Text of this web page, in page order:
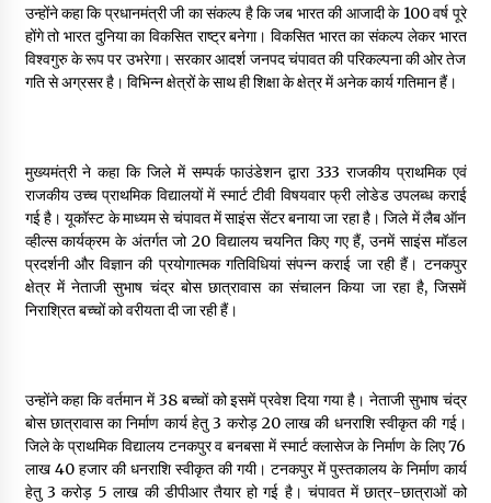
Thought Of The Day 10 May
May 10, 2022
May 9, 2022
उन्होंने कहा कि प्रधानमंत्री जी का संकल्प है कि जब भारत की आजादी के 100 वर्ष पूरे
होंगे तो भारत दुनिया का विकसित राष्ट्र बनेगा। विकसित भारत का संकल्प लेकर भारत
विश्वगुरु के रूप पर उभरेगा। सरकार आदर्श जनपद चंपावत की परिकल्पना की ओर तेज
गति से अग्रसर है। विभिन्न क्षेत्रों के साथ ही शिक्षा के क्षेत्र में अनेक कार्य गतिमान हैं।
मुख्यमंत्री ने कहा कि जिले में सम्पर्क फाउंडेशन द्वारा 333 राजकीय प्राथमिक एवं
राजकीय उच्च प्राथमिक विद्यालयों में स्मार्ट टीवी विषयवार फ्री लोडेड उपलब्ध कराई
गई है। यूकॉस्ट के माध्यम से चंपावत में साइंस सेंटर बनाया जा रहा है। जिले में लैब ऑन
व्हील्स कार्यक्रम के अंतर्गत जो 20 विद्यालय चयनित किए गए हैं, उनमें साइंस मॉडल
प्रदर्शनी और विज्ञान की प्रयोगात्मक गतिविधियां संपन्न कराई जा रही हैं। टनकपुर
क्षेत्र में नेताजी सुभाष चंद्र बोस छात्रावास का संचालन किया जा रहा है, जिसमें
निराश्रित बच्चों को वरीयता दी जा रही हैं।
उन्होंने कहा कि वर्तमान में 38 बच्चों को इसमें प्रवेश दिया गया है। नेताजी सुभाष चंद्र
बोस छात्रावास का निर्माण कार्य हेतु ₹3 करोड़ 20 लाख की धनराशि स्वीकृत की गई।
जिले के प्राथमिक विद्यालय टनकपुर व बनबसा में स्मार्ट क्लासेज के निर्माण के लिए ₹76
लाख 40 हजार की धनराशि स्वीकृत की गयी। टनकपुर में पुस्तकालय के निर्माण कार्य
हेतु ₹3 करोड़ 5 लाख की डीपीआर तैयार हो गई है। चंपावत में छात्र-छात्राओं को